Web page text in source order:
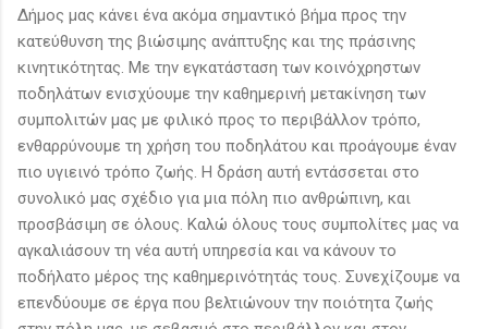
Δήμος μας κάνει ένα ακόμα σημαντικό βήμα προς την
κατεύθυνση της βιώσιμης ανάπτυξης και της πράσινης
κινητικότητας. Με την εγκατάσταση των κοινόχρηστων
ποδηλάτων ενισχύουμε την καθημερινή μετακίνηση των
συμπολιτών μας με φιλικό προς το περιβάλλον τρόπο,
ενθαρρύνουμε τη χρήση του ποδηλάτου και προάγουμε έναν
πιο υγιεινό τρόπο ζωής. Η δράση αυτή εντάσσεται στο
συνολικό μας σχέδιο για μια πόλη πιο ανθρώπινη, και
προσβάσιμη σε όλους. Καλώ όλους τους συμπολίτες μας να
αγκαλιάσουν τη νέα αυτή υπηρεσία και να κάνουν το
ποδήλατο μέρος της καθημερινότητάς τους. Συνεχίζουμε να
επενδύουμε σε έργα που βελτιώνουν την ποιότητα ζωής